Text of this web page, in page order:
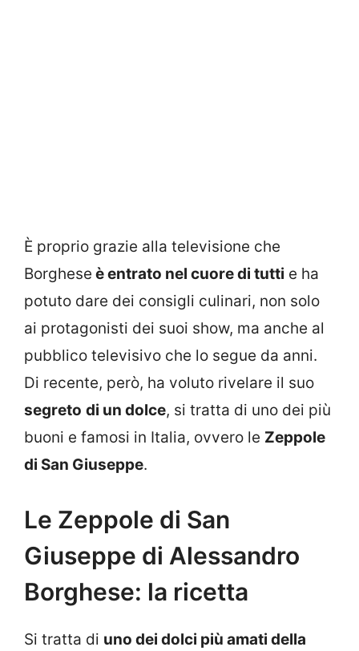
È proprio grazie alla televisione che
Borghese è entrato nel cuore di tutti e ha
potuto dare dei consigli culinari, non solo
ai protagonisti dei suoi show, ma anche al
pubblico televisivo che lo segue da anni.
Di recente, però, ha voluto rivelare il suo
segreto di un dolce, si tratta di uno dei più
buoni e famosi in Italia, ovvero le Zeppole
di San Giuseppe.
Le Zeppole di San
Giuseppe di Alessandro
Borghese: la ricetta
Si tratta di uno dei dolci più amati della